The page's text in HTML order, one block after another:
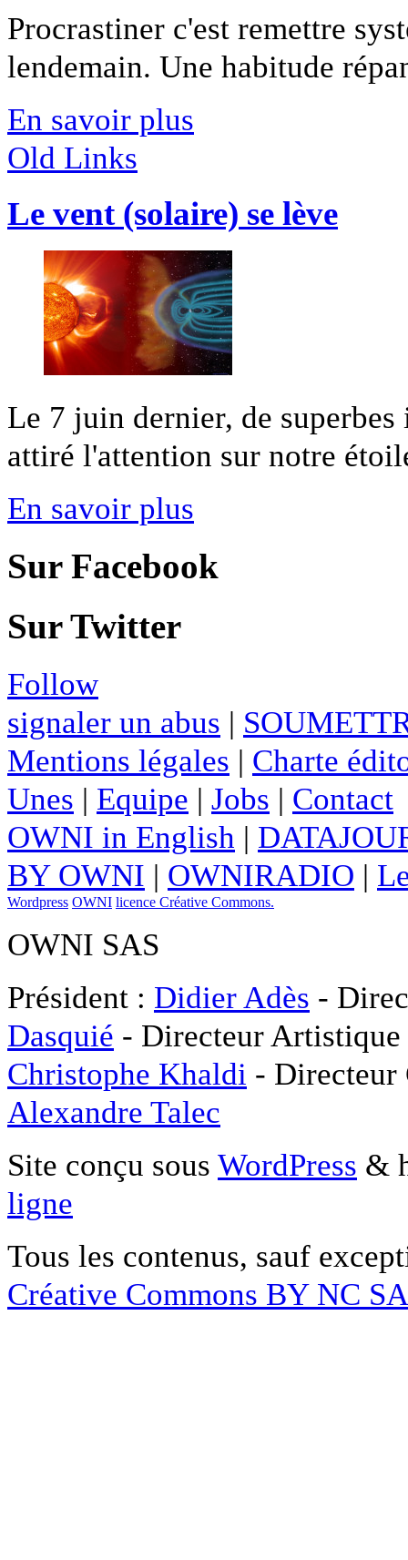
Procrastiner c'est remettre
lendemain. Une habitude
En savoir plus
Old Links
Le vent (solaire) se lève
Le 7 juin dernier, de
attiré l'attention sur notre
En savoir plus
Sur Facebook
Sur Twitter
Follow
signaler un abus |
Mentions légales | Charte
Unes | Equipe | Jobs | Contact
OWNI in English |
BY OWNI | OWNIRADIO |
Wordpress OWNI licence Créative Commons.
OWNI SAS
Président : Didier Adès -
Dasquié - Directeur
Christophe Khaldi -
Alexandre Talec
Site conçu sous WordPress &
ligne
Tous les contenus, sauf
Créative Commons BY NC SA